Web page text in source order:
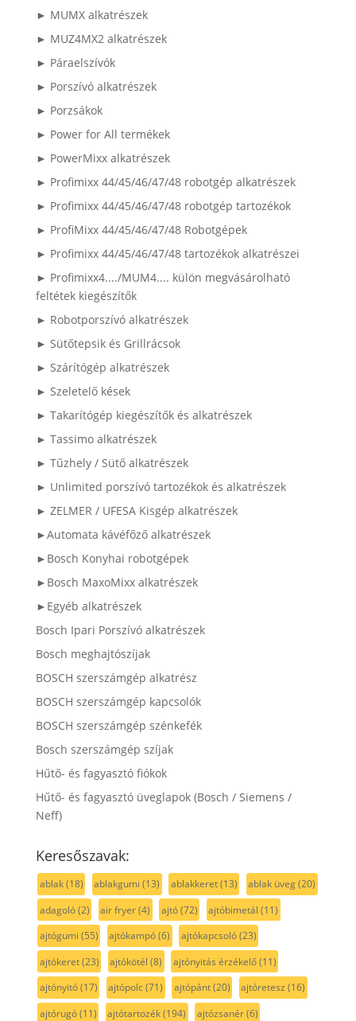
► MUMX alkatrészek
► MUZ4MX2 alkatrészek
► Páraelszívók
► Porszívó alkatrészek
► Porzsákok
► Power for All termékek
► PowerMixx alkatrészek
► Profimixx 44/45/46/47/48 robotgép alkatrészek
► Profimixx 44/45/46/47/48 robotgép tartozékok
► ProfiMixx 44/45/46/47/48 Robotgépek
► Profimixx 44/45/46/47/48 tartozékok alkatrészei
► Profimixx4..../MUM4.... külön megvásárolható
feltétek kiegészítők
► Robotporszívó alkatrészek
► Sütőtepsik és Grillrácsok
► Szárítógép alkatrészek
► Szeletelő kések
► Takarítógép kiegészítők és alkatrészek
► Tassimo alkatrészek
► Tűzhely / Sütő alkatrészek
► Unlimited porszívó tartozékok és alkatrészek
► ZELMER / UFESA Kisgép alkatrészek
►Automata kávéfőző alkatrészek
►Bosch Konyhai robotgépek
►Bosch MaxoMixx alkatrészek
►Egyéb alkatrészek
Bosch Ipari Porszívó alkatrészek
Bosch meghajtószíjak
BOSCH szerszámgép alkatrész
BOSCH szerszámgép kapcsolók
BOSCH szerszámgép szénkefék
Bosch szerszámgép szíjak
Hűtő- és fagyasztó fiókok
Hűtő- és fagyasztó üveglapok (Bosch / Siemens /
Neff)
Keresőszavak:
ablak(18) ablakgumi (13) ablakkeret(13) ablak üveg(20)
adagoló(2) air fryer(4) ajtó(72) ajtóbimetál (11)
ajtógumi (55) ajtókampó(6) ajtókapcsoló(23)
ajtókeret(23) ajtókötél (8) ajtónyitás érzékelő(11)
ajtónyitó(17) ajtópolc(71) ajtópánt(20) ajtóretesz (16)
ajtórugó(11) ajtótartozék(194) ajtózsanér(6)